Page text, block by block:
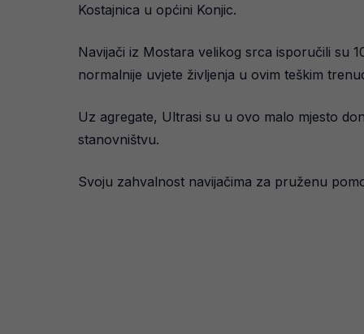
Kostajnica u općini Konjic.
Navijači iz Mostara velikog srca isporučili su
normalnije uvjete življenja u ovim teškim
Uz agregate, Ultrasi su u ovo malo mjesto
stanovništvu.
Svoju zahvalnost navijačima za pruženu